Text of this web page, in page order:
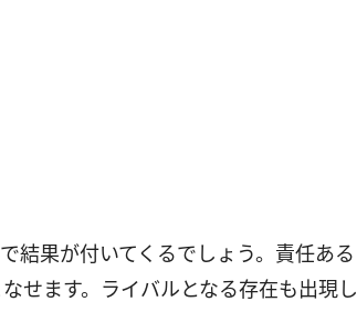
結果が付いてくるでしょう。責任ある
せます。ライバルとなる存在も出現し